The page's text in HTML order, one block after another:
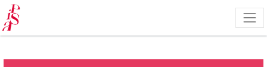
Pasar
al
contenido
principal